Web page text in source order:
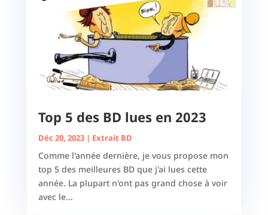
Top 5 des BD lues en 2023
Déc 20, 2023| Extrait BD
Comme l'année dernière, je vous propose mon
top 5 des meilleures BD que j'ai lues cette
année. La plupart n'ont pas grand chose à voir
avec le...